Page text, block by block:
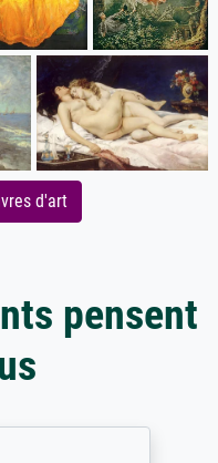
d'art
pensent